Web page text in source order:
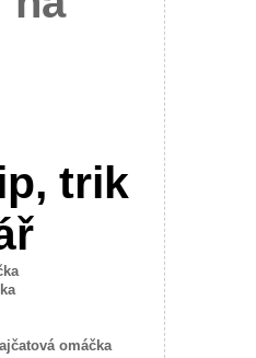
trik
omáčka